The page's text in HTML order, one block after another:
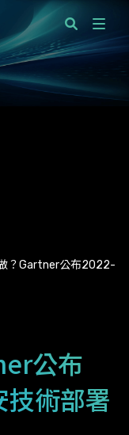
？Gartner公布2022-
公布
術部署